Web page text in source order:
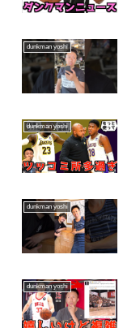
dunkman yoshi
dunkman yoshi
dunkman yoshi
dunkman yoshi